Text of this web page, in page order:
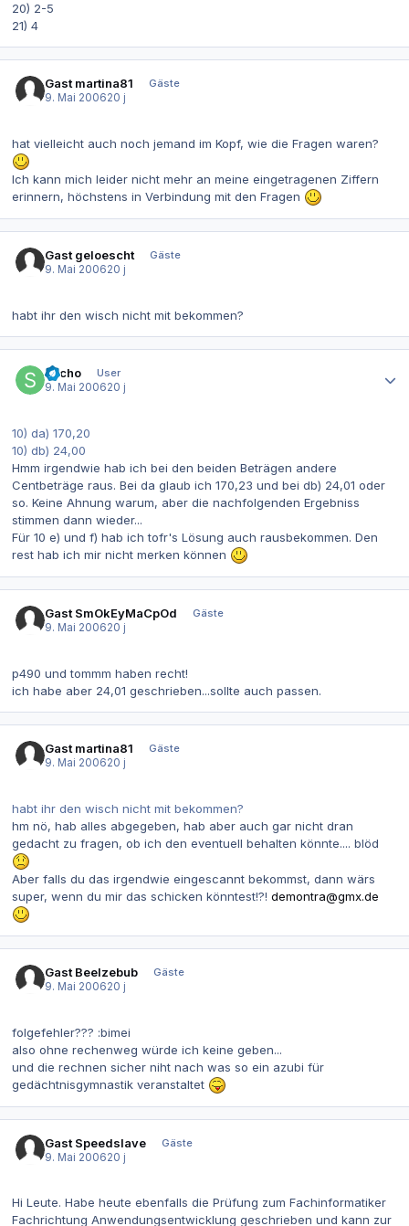
20) 2-5
21) 4
Gast martina81
Gäste
9. Mai 200620 j
hat vielleicht auch noch jemand im Kopf, wie die Fragen waren?
Ich kann mich leider nicht mehr an meine eingetragenen Ziffern
erinnern, höchstens in Verbindung mit den Fragen
Gast geloescht
Gäste
9. Mai 200620 j
habt ihr den wisch nicht mit bekommen?
sacho
User
9. Mai 200620 j
10) da) 170,20
10) db) 24,00
Hmm irgendwie hab ich bei den beiden Beträgen andere
Centbeträge raus. Bei da glaub ich 170,23 und bei db) 24,01 oder
so. Keine Ahnung warum, aber die nachfolgenden Ergebniss
stimmen dann wieder...
Für 10 e) und f) hab ich tofr's Lösung auch rausbekommen. Den
rest hab ich mir nicht merken können
Gast SmOkEyMaCpOd
Gäste
9. Mai 200620 j
p490 und tommm haben recht!
ich habe aber 24,01 geschrieben...sollte auch passen.
Gast martina81
Gäste
9. Mai 200620 j
habt ihr den wisch nicht mit bekommen?
hm nö, hab alles abgegeben, hab aber auch gar nicht dran
gedacht zu fragen, ob ich den eventuell behalten könnte.... blöd
Aber falls du das irgendwie eingescannt bekommst, dann wärs
super, wenn du mir das schicken könntest!?! demontra@gmx.de
Gast Beelzebub
Gäste
9. Mai 200620 j
folgefehler??? :bimei
also ohne rechenweg würde ich keine geben...
und die rechnen sicher niht nach was so ein azubi für
gedächtnisgymnastik veranstaltet
Gast Speedslave
Gäste
9. Mai 200620 j
Hi Leute. Habe heute ebenfalls die Prüfung zum Fachinformatiker
Fachrichtung Anwendungsentwicklung geschrieben und kann zur